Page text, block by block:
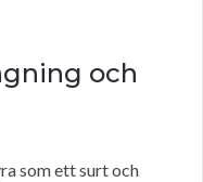
och
som ett surt och